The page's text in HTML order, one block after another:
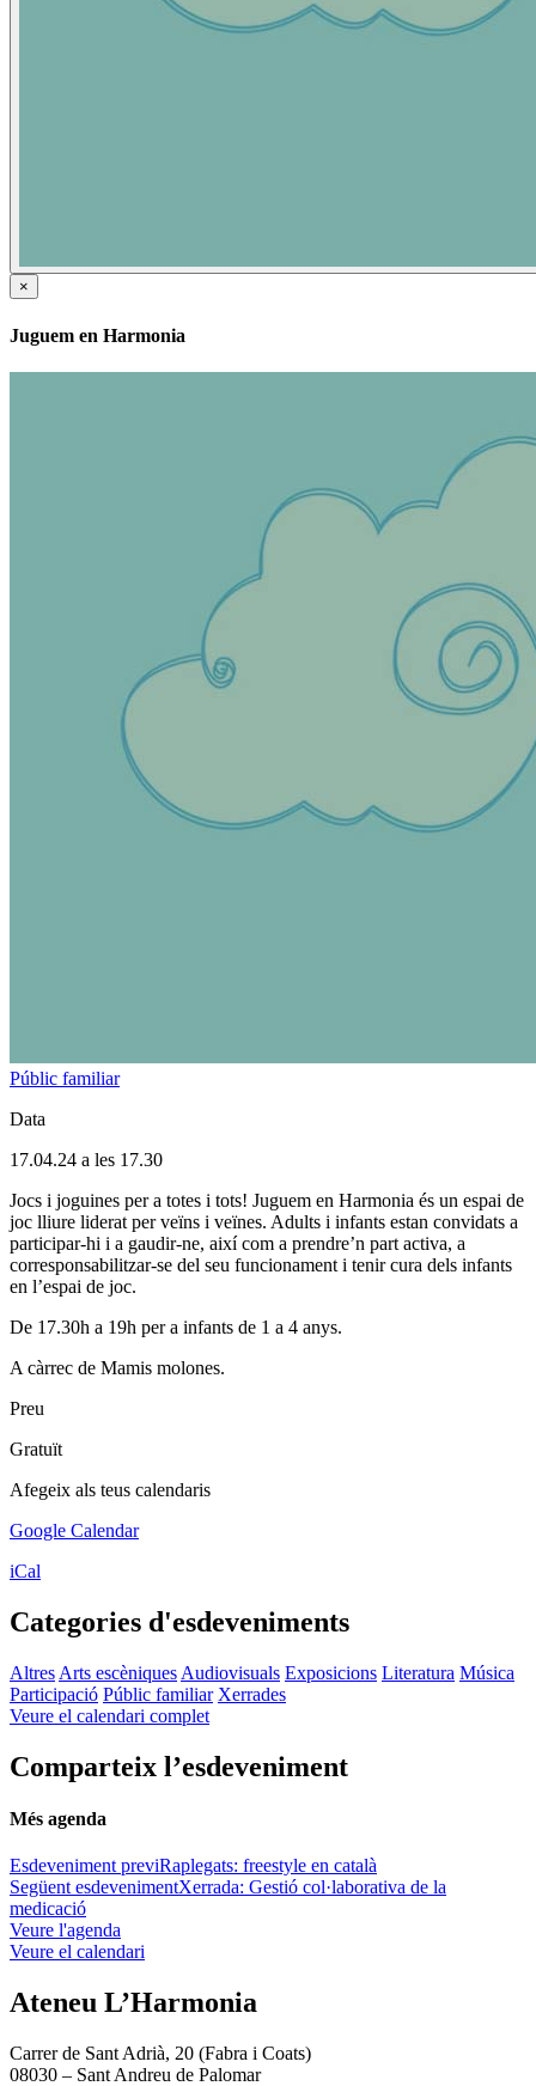
×
Juguem en Harmonia
Públic familiar
Data
17.04.24 a les 17.30
Jocs i joguines per a totes i tots! Juguem en Harmonia és un espai de
joc lliure liderat per veïns i veïnes. Adults i infants estan convidats a
participar-hi i a gaudir-ne, així com a prendre’n part activa, a
corresponsabilitzar-se del seu funcionament i tenir cura dels infants
en l’espai de joc.
De 17.30h a 19h per a infants de 1 a 4 anys.
A càrrec de Mamis molones.
Preu
Gratuït
Afegeix als teus calendaris
Google Calendar
iCal
Categories d'esdeveniments
Altres Arts escèniques Audiovisuals Exposicions Literatura Música
Participació Públic familiar Xerrades
Veure el calendari complet
Comparteix l’esdeveniment
Més agenda
Esdeveniment previRaplegats: freestyle en català
Següent esdevenimentXerrada: Gestió col·laborativa de la
medicació
Veure l'agenda
Veure el calendari
Ateneu L’Harmonia
Carrer de Sant Adrià, 20 (Fabra i Coats)
08030 – Sant Andreu de Palomar